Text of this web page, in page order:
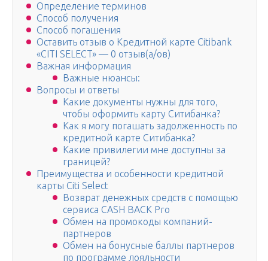
Определение терминов
Способ получения
Способ погашения
Оставить отзыв о Кредитной карте Citibank
«CITI SELECT» — 0 отзыв(а/ов)
Важная информация
Важные нюансы:
Вопросы и ответы
Какие документы нужны для того,
чтобы оформить карту Ситибанка?
Как я могу погашать задолженность по
кредитной карте Ситибанка?
Какие привилегии мне доступны за
границей?
Преимущества и особенности кредитной
карты Citi Select
Возврат денежных средств с помощью
сервиса CASH BACK Pro
Обмен на промокоды компаний-
партнеров
Обмен на бонусные баллы партнеров
по программе лояльности